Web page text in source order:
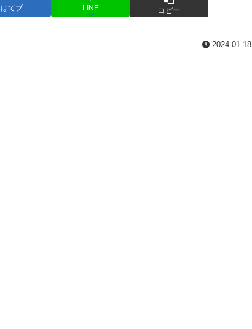
はてブ LINE コピー
2024.01.18